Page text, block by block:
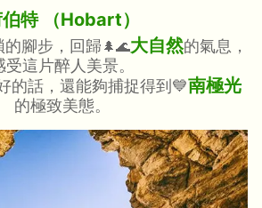
特 （Hobart）
腳步，回歸 🌲🌊大自然的氣息，
受這片醉人美景。
的話，還能夠捕捉得到💙南極光
的極致美態。